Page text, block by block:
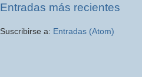
Entradas más recientes
Suscribirse a: Entradas (Atom)